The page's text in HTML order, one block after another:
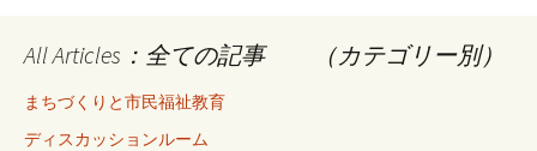
All Articles：全ての記事 （カテゴリー別）
まちづくりと市民福祉教育
ディスカッションルーム